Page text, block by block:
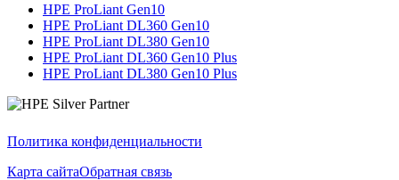
HPE ProLiant Gen10
HPE ProLiant DL360 Gen10
HPE ProLiant DL380 Gen10
HPE ProLiant DL360 Gen10 Plus
HPE ProLiant DL380 Gen10 Plus
Политика конфиденциальности
Карта сайтаОбратная связь